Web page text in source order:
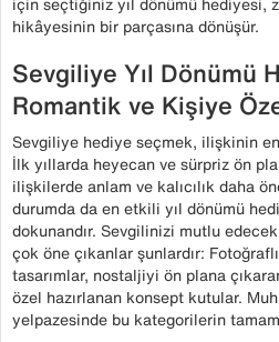
hikâyesinin bir parçasına dönüşür.
Sevgiliye Yıl Dönümü
Romantik ve Kişiye
Sevgiliye hediye seçmek, ilişkinin
İlk yıllarda heyecan ve sürpriz ön
ilişkilerde anlam ve kalıcılık daha
durumda da en etkili yıl dönümü
dokunandır. Sevgilinizi mutlu
çok öne çıkanlar şunlardır:
tasarımlar, nostaljiyi ön plana
özel hazırlanan konsept kutular.
yelpazesinde bu kategorilerin